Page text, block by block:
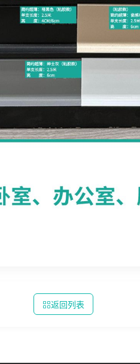
返回列表